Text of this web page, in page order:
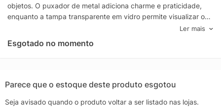
objetos. O puxador de metal adiciona charme e praticidade,
enquanto a tampa transparente em vidro permite visualizar os
itens sem abrir a caixa. Perfeito para organização com estilo!
Cuidados Não lavar Limpar com um pano seco Item não é de
origem animal Com a marca exclusiva Home Style, a Camicado
no seu tempo e do seu jeito. Experimente a textura que acolhe,
detalhe do Porta-Joias Croco foi pensado para inspirar você a
Ler mais
Esgotado no momento
Parece que o estoque deste produto esgotou
Seja avisado quando o produto voltar a ser listado nas lojas.